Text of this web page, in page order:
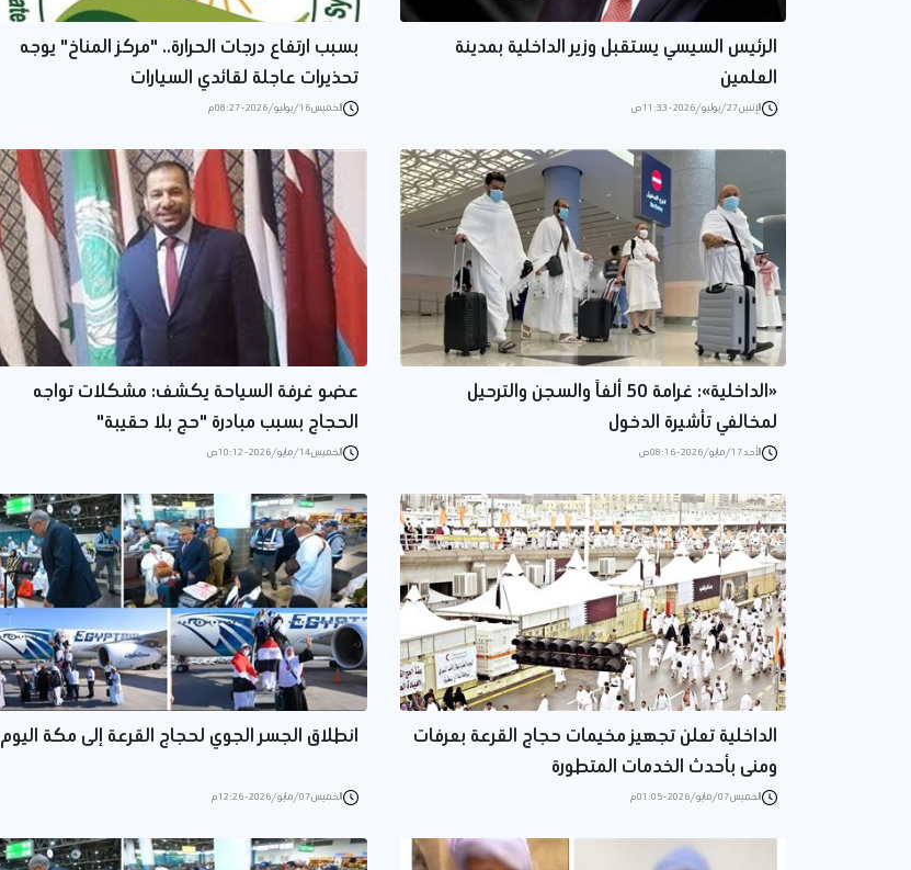
الرئيس السيسي يستقبل وزير الداخلية بمدينة
العلمين
الإثنين 27/يوليو/2026 - 11:33 ص
بسبب ارتفاع درجات الحرارة.. "مركز المناخ" يوجه
تحذيرات عاجلة لقائدي السيارات
الخميس 16/يوليو/2026 - 08:27 م
«الداخلية»: غرامة 50 ألفاً والسجن والترحيل
لمخالفي تأشيرة الدخول
الأحد 17/مايو/2026 - 08:16 ص
عضو غرفة السياحة يكشف: مشكلات تواجه
الحجاج بسبب مبادرة "حج بلا حقيبة"
الخميس 14/مايو/2026 - 10:12 ص
الداخلية تعلن تجهيز مخيمات حجاج القرعة بعرفات
ومنى بأحدث الخدمات المتطورة
الخميس 07/مايو/2026 - 01:05 م
انطلاق الجسر الجوي لحجاج القرعة إلى مكة اليوم
الخميس 07/مايو/2026 - 12:26 م